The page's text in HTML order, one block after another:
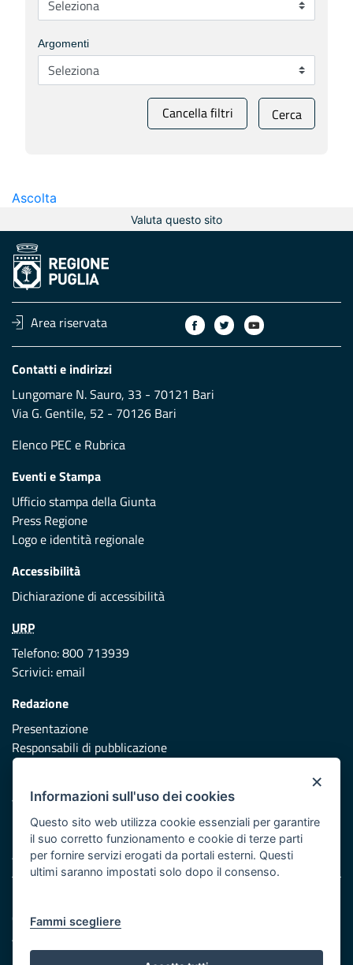
Argomenti
Cancella filtri Cerca
Ascolta
Valuta questo sito
Area riservata
Contatti e indirizzi
Lungomare N. Sauro, 33 - 70121 Bari
Via G. Gentile, 52 - 70126 Bari
Elenco PEC e Rubrica
Eventi e Stampa
Ufficio stampa della Giunta
Press Regione
Logo e identità regionale
Accessibilità
Dichiarazione di accessibilità
URP
Telefono: 800 713939
Scrivici:email
Redazione
Presentazione
Responsabili di pubblicazione
Vai al sito di Protezione Civile Puglia
Iniziativa finanziata con risorse del POR Puglia 2014/2020 -
Asse XI
Cookie e privacy
Atti di notifica
Feed RSS
×
Informazioni sull'uso dei cookies
Questo sito web utilizza cookie essenziali per garantire
il suo corretto funzionamento e cookie di terze parti
per fornire servizi erogati da portali esterni. Questi
ultimi saranno impostati solo dopo il consenso.
Fammi scegliere